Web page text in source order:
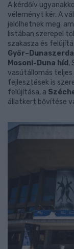
A kérdőív
véleményt kér. A
jelölhetnek meg,
listában szerepel
szakasza és
Mosoni-Duna híd ,
vasútállomás teljes
fejlesztések is
felújítása, a
állatkert bővítése